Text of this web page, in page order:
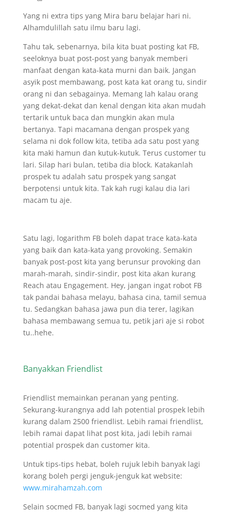
Yang ni extra tips yang Mira baru belajar hari ni.
Alhamdulillah satu ilmu baru lagi.
Tahu tak, sebenarnya, bila kita buat posting kat FB,
seeloknya buat post-post yang banyak memberi
manfaat dengan kata-kata murni dan baik. Jangan
asyik post membawang, post kata kat orang tu, sindir
orang ni dan sebagainya. Memang lah kalau orang
yang dekat-dekat dan kenal dengan kita akan mudah
tertarik untuk baca dan mungkin akan mula
bertanya. Tapi macamana dengan prospek yang
selama ni dok follow kita, tetiba ada satu post yang
kita maki hamun dan kutuk-kutuk. Terus customer tu
lari. Silap hari bulan, tetiba dia block. Katakanlah
prospek tu adalah satu prospek yang sangat
berpotensi untuk kita. Tak kah rugi kalau dia lari
macam tu aje.
Satu lagi, logarithm FB boleh dapat trace kata-kata
yang baik dan kata-kata yang provoking. Semakin
banyak post-post kita yang berunsur provoking dan
marah-marah, sindir-sindir, post kita akan kurang
Reach atau Engagement. Hey, jangan ingat robot FB
tak pandai bahasa melayu, bahasa cina, tamil semua
tu. Sedangkan bahasa jawa pun dia terer, lagikan
bahasa membawang semua tu, petik jari aje si robot
tu..hehe.
Banyakkan Friendlist
Friendlist memainkan peranan yang penting.
Sekurang-kurangnya add lah potential prospek lebih
kurang dalam 2500 friendlist. Lebih ramai friendlist,
lebih ramai dapat lihat post kita, jadi lebih ramai
potential prospek dan customer kita.
Untuk tips-tips hebat, boleh rujuk lebih banyak lagi
korang boleh pergi jenguk-jenguk kat website:
www.mirahamzah.com
Selain socmed FB, banyak lagi socmed yang kita